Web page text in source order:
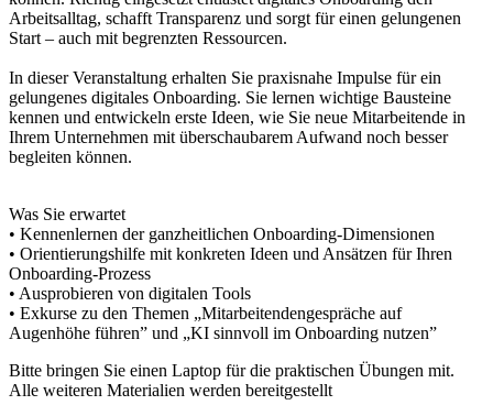
Arbeitsalltag, schafft Transparenz und sorgt für einen gelungenen
Start – auch mit begrenzten Ressourcen.
In dieser Veranstaltung erhalten Sie praxisnahe Impulse für ein
gelungenes digitales Onboarding. Sie lernen wichtige Bausteine
kennen und entwickeln erste Ideen, wie Sie neue Mitarbeitende in
Ihrem Unternehmen mit überschaubarem Aufwand noch besser
begleiten können.
Was Sie erwartet
• Kennenlernen der ganzheitlichen Onboarding-Dimensionen
• Orientierungshilfe mit konkreten Ideen und Ansätzen für Ihren
Onboarding-Prozess
• Ausprobieren von digitalen Tools
• Exkurse zu den Themen „Mitarbeitendengespräche auf
Augenhöhe führen” und „KI sinnvoll im Onboarding nutzen”
Bitte bringen Sie einen Laptop für die praktischen Übungen mit.
Alle weiteren Materialien werden bereitgestellt